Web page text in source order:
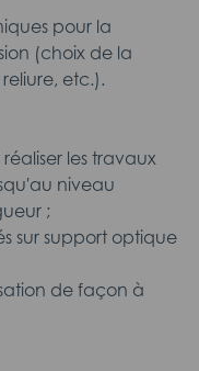
pour la
(choix de la
etc.).
les travaux
niveau
;
sur support optique
de façon à